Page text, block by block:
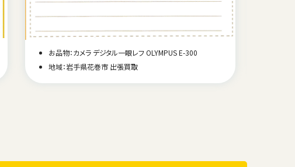
お品物：カメラ デジタル一眼レフ OLYMPUS E-300
地域：岩手県花巻市 出張買取